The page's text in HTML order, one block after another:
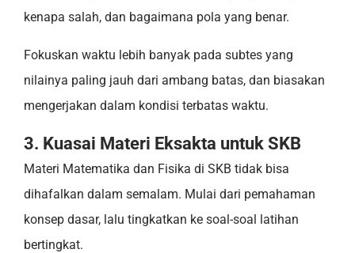
kenapa salah, dan bagaimana pola yang benar.
Fokuskan waktu lebih banyak pada subtes yang
nilainya paling jauh dari ambang batas, dan biasakan
mengerjakan dalam kondisi terbatas waktu.
3. Kuasai Materi Eksakta untuk SKB
Materi Matematika dan Fisika di SKB tidak bisa
dihafalkan dalam semalam. Mulai dari pemahaman
konsep dasar, lalu tingkatkan ke soal-soal latihan
bertingkat.